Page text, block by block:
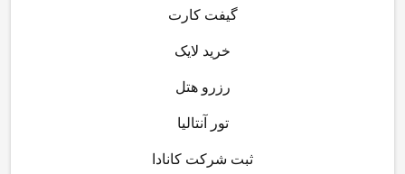
گیفت کارت
خرید لایک
رزرو هتل
تور آنتالیا
ثبت شرکت کانادا